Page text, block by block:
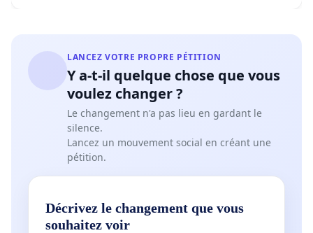
LANCEZ VOTRE PROPRE PÉTITION
Y a-t-il quelque chose que vous
voulez changer ?
Le changement n'a pas lieu en gardant le
silence.
Lancez un mouvement social en créant une
pétition.
Décrivez le changement que vous
souhaitez voir